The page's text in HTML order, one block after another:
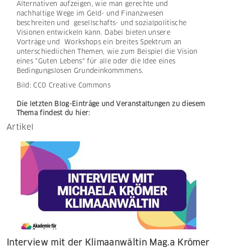
Alternativen aufzeigen, wie man gerechte und
nachhaltige Wege im Geld- und Finanzwesen
beschreiten und gesellschafts- und sozialpolitische
Visionen entwickeln kann. Dabei bieten unsere
Vorträge und Workshops ein breites Spektrum an
unterschiedlichen Themen, wie zum Beispiel die Vision
eines "Guten Lebens" für alle oder die Idee eines
Bedingungslosen Grundeinkommmens.
Bild: CC0 Creative Commons
Die letzten Blog-Einträge und Veranstaltungen zu diesem
Thema findest du hier:
Artikel
Interview mit der Klimaanwältin Mag.a Krömer